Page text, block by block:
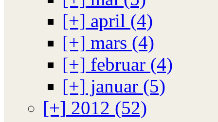
[+] april (4)
[+] mars (4)
[+] februar (4)
[+] januar (5)
[+] 2012 (52)